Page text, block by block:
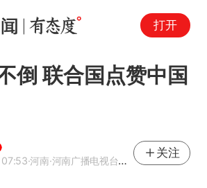
打开
倒 联合国点赞中国
·河南·河南广播电视台官方网易号
关注